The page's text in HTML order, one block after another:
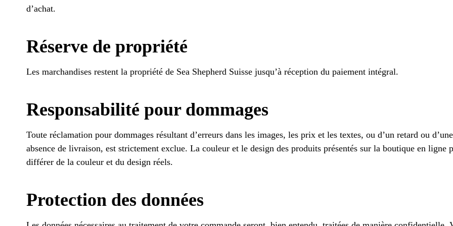
d’achat.
Réserve de propriété
Les marchandises restent la propriété de Sea Shepherd Suisse jusqu’à réception du paiement intégral.
Responsabilité pour dommages
Toute réclamation pour dommages résultant d’erreurs dans les images, les prix et les textes, ou d’un retard ou d’une
absence de livraison, est strictement exclue. La couleur et le design des produits présentés sur la boutique en ligne
différer de la couleur et du design réels.
Protection des données